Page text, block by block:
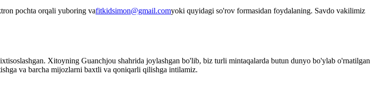
pochta orqali yuboring vafitkidsimon@gmail.comyoki quyidagi so'rov formasidan foydalaning. Savdo vakilimiz
Xitoyning Guanchjou shahrida joylashgan bo'lib, biz turli mintaqalarda butun dunyo bo'ylab o'rnatilgan
va barcha mijozlarni baxtli va qoniqarli qilishga intilamiz.